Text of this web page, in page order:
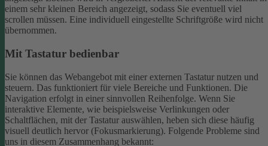
einem sehr kleinen Bereich angezeigt, sodass Sie eventuell viel
scrollen müssen. Eine individuell eingestellte Schriftgröße wird nicht
übernommen.
Mit Tastatur bedienbar
Sie können das Webangebot mit einer externen Tastatur nutzen und
steuern. Das funktioniert für viele Bereiche und Funktionen. Die
Navigation erfolgt in einer sinnvollen Reihenfolge. Wenn Sie
interaktive Elemente, wie beispielsweise Verlinkungen oder
Schaltflächen, mit der Tastatur auswählen, heben sich diese häufig
visuell deutlich hervor (Fokusmarkierung). Folgende Probleme sind
uns in diesem Zusammenhang bekannt: